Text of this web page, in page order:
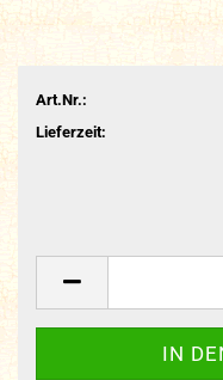
Art.Nr.:
Lieferzeit: